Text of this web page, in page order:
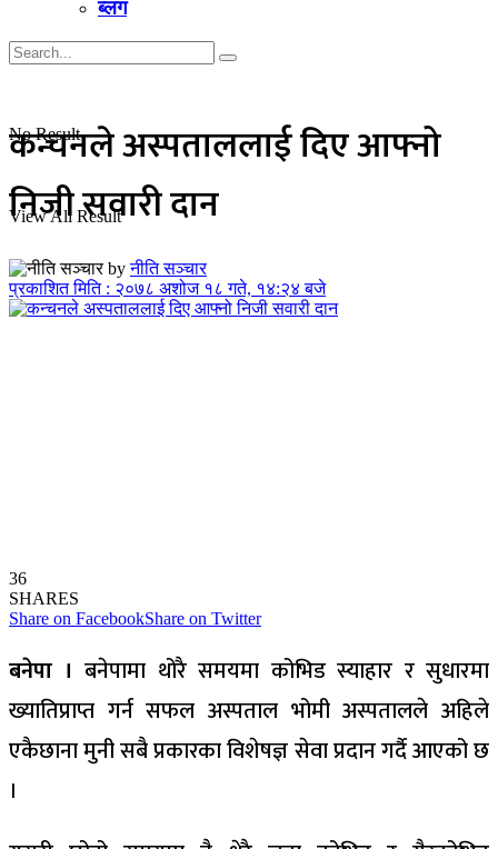
ब्लग
No Result
View All Result
कन्चनले अस्पताललाई दिए आफ्नो
निजी सवारी दान
by नीति सञ्चार
प्रकाशित मिति : २०७८ अशोज १८ गते, १४:२४ बजे
36
SHARES
Share on FacebookShare on Twitter
बनेपा । बनेपामा थोरै समयमा कोभिड स्याहार र सुधारमा
ख्यातिप्राप्त गर्न सफल अस्पताल भोमी अस्पतालले अहिले
एकैछाना मुनी सबै प्रकारका विशेषज्ञ सेवा प्रदान गर्दै आएको छ
।